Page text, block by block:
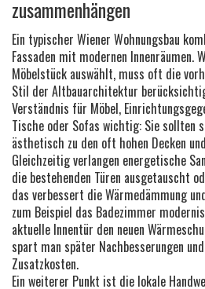
zusammenhängen
Ein typischer Wiener Wohnungsbau
Fassaden mit modernen Innenräumen.
Möbelstück auswählt, muss oft die
Stil der Altbau­architektur
Verständnis für Möbel,
Tische oder Sofas wichtig: Sie sollten
ästhetisch zu den oft hohen Decken
Gleichzeitig verlangen energetische
die bestehenden Türen ausgetauscht
das verbessert die Wärmedämmung
zum Beispiel das Badezimmer
aktuelle Innentür den neuen
spart man später Nachbesserungen
Zusatzkosten.
Ein weiterer Punkt ist die lokale